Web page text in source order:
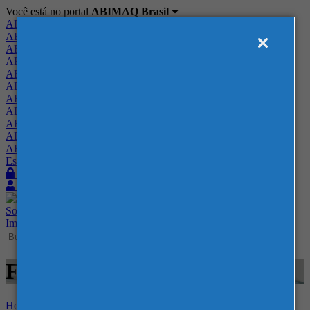
Você está no portal ABIMAQ Brasil
ABIMAQ Brasil
ABIMAQ Minas Gerais
ABIMAQ Norte-Nordeste
ABIMAQ Paraná
ABIMAQ Piracicaba
ABIMAQ Ribeirão Preto
ABIMAQ Rio de Janeiro
ABIMAQ Rio Grande do Sul
ABIMAQ Santa Catarina
ABIMAQ São Paulo
ABIMAQ Vale do Paraíba
Escritório de Relações Governamentais
Sobre
Imprensa
Feiras - Expo Mag - Plástico
Home